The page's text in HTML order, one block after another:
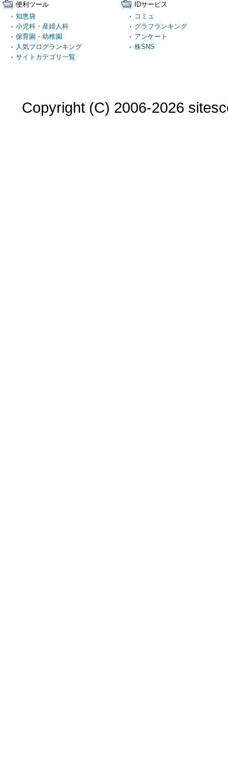
便利ツール
知恵袋
小児科・産婦人科
保育園・幼稚園
人気ブログランキング
サイトカテゴリ一覧
IDサービス
コミュ
グラフランキング
アンケート
株SNS
Copyright (C) 2006-2026